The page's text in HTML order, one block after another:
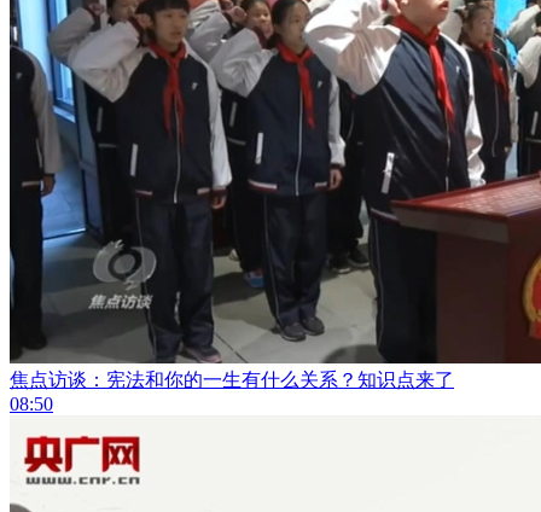
焦点访谈：宪法和你的一生有什么关系？知识点来了
08:50